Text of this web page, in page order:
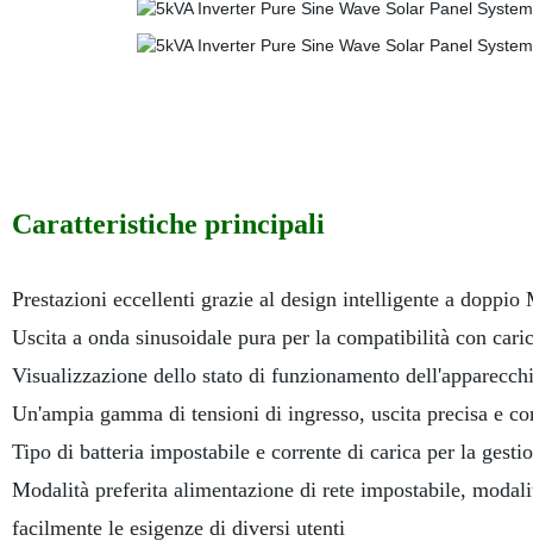
Caratteristiche principali
Prestazioni eccellenti grazie al design intelligente a doppio
Uscita a onda sinusoidale pura per la compatibilità con
Visualizzazione dello stato di funzionamento
Un'ampia gamma di tensioni di ingresso, uscita precisa e
Tipo di batteria impostabile e corrente di carica per la
Modalità preferita alimentazione di rete impostabile,
facilmente le esigenze di diversi utenti